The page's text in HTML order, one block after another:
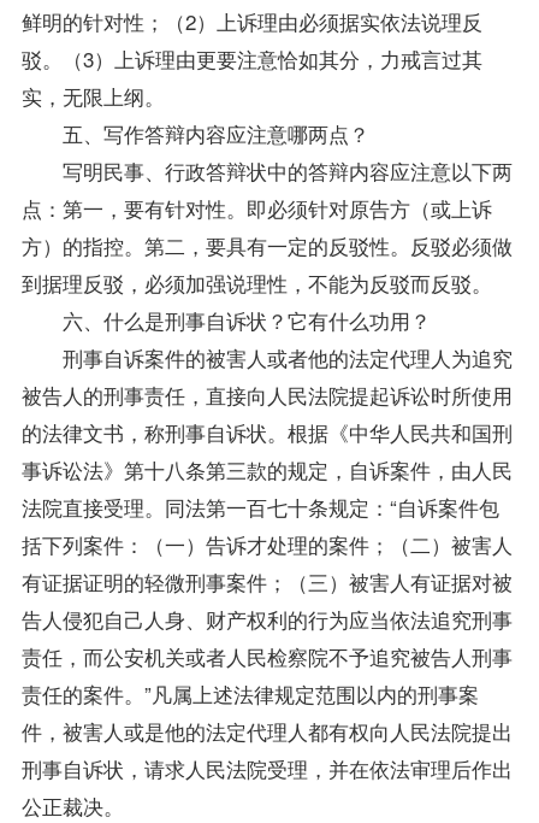
鲜明的针对性；（2）上诉理由必须据实依法说理反
驳。（3）上诉理由更要注意恰如其分，力戒言过其
实，无限上纲。
五、写作答辩内容应注意哪两点？
写明民事、行政答辩状中的答辩内容应注意以下两
点：第一，要有针对性。即必须针对原告方（或上诉
方）的指控。第二，要具有一定的反驳性。反驳必须做
到据理反驳，必须加强说理性，不能为反驳而反驳。
六、什么是刑事自诉状？它有什么功用？
刑事自诉案件的被害人或者他的法定代理人为追究
被告人的刑事责任，直接向人民法院提起诉讼时所使用
的法律文书，称刑事自诉状。根据《中华人民共和国刑
事诉讼法》第十八条第三款的规定，自诉案件，由人民
法院直接受理。同法第一百七十条规定：“自诉案件包
括下列案件：（一）告诉才处理的案件；（二）被害人
有证据证明的轻微刑事案件；（三）被害人有证据对被
告人侵犯自己人身、财产权利的行为应当依法追究刑事
责任，而公安机关或者人民检察院不予追究被告人刑事
责任的案件。”凡属上述法律规定范围以内的刑事案
件，被害人或是他的法定代理人都有权向人民法院提出
刑事自诉状，请求人民法院受理，并在依法审理后作出
公正裁决。